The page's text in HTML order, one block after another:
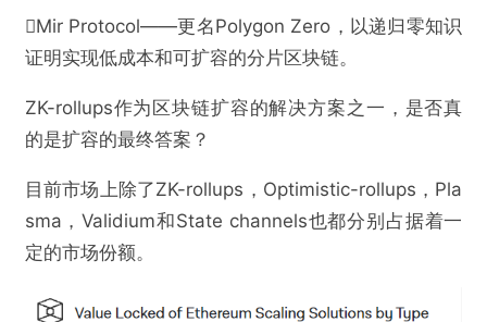
Mir Protocol——更名Polygon Zero，以递归零知识
证明实现低成本和可扩容的分片区块链。
ZK-rollups作为区块链扩容的解决方案之一，是否真
的是扩容的最终答案？
目前市场上除了ZK-rollups，Optimistic-rollups，Pla
sma，Validium和State channels也都分别占据着一
定的市场份额。